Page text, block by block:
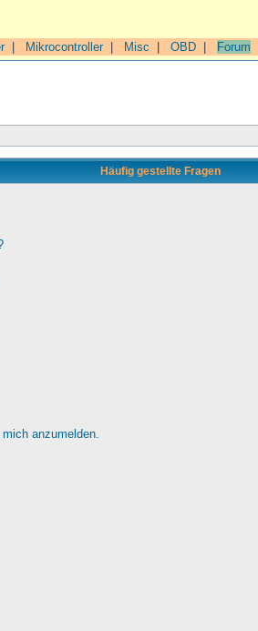
| Mikrocontroller| Misc OBD Forum
Häufig gestellte Fragen
anzumelden.